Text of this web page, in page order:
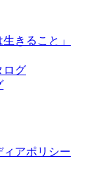
きること」
ログ
アポリシー